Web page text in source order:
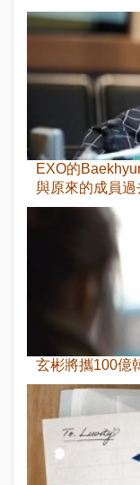
EXO的
與原來的成員過
玄彬將攜100億